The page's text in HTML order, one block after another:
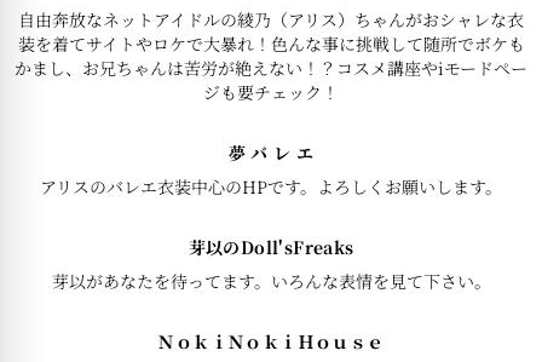
自由奔放なネットアイドルの綾乃（アリス）ちゃんがおシャレな衣
装を着てサイトやロケで大暴れ！色んな事に挑戦して随所でボケも
かまし、お兄ちゃんは苦労が絶えない！？コスメ講座やiモードペー
ジも要チェック！
夢 バ レ エ
アリスのバレエ衣装中心のHPです。よろしくお願いします。
芽以のDoll'sFreaks
芽以があなたを待ってます。いろんな表情を見て下さい。
ＮｏｋｉＮｏｋｉＨｏｕｓｅ